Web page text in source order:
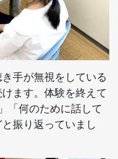
手が無視をしている
ます。体験を終えて
「何のために話して
振り返っていまし